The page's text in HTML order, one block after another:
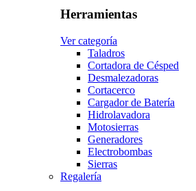
Herramientas
Ver categoría
Taladros
Cortadora de Césped
Desmalezadoras
Cortacerco
Cargador de Batería
Hidrolavadora
Motosierras
Generadores
Electrobombas
Sierras
Regalería